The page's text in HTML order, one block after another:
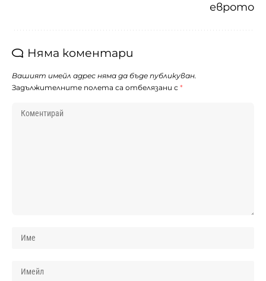
еврото
Няма коментари
Вашият имейл адрес няма да бъде публикуван.
Задължителните полета са отбелязани с *